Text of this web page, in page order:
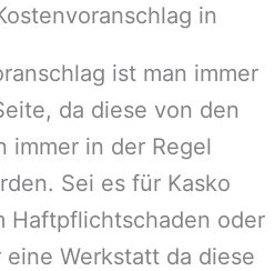
in
ist man immer
da diese von den
immer in der Regel
Sei es für Kasko
Haftpflichtschaden oder
Werkstatt da diese